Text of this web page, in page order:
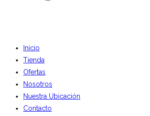
Inicio
Tienda
Ofertas
Nosotros
Nuestra Ubicación
Contacto